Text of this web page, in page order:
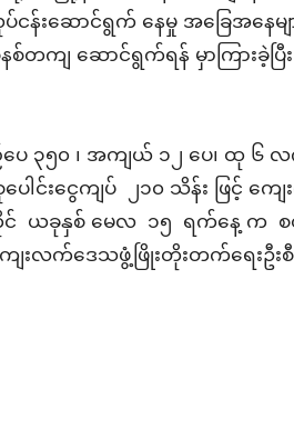
ငန်းဆောင်ရွက် နေမှု အခြေအနေမ
ျ ဆောင်ရွက်ရန် မှာကြားခဲ့ပြီ
၀ ၊ အကျယ် ၁၂ ပေ၊ ထု ၆ လက်
င်းငွေကျပ် ၂၁၀ သိန်း ဖြင့် ကျ
ယ်တိုင် ယခုနှစ် မေလ ၁၅ ရက်နေ့
ေးလက်ဒေသဖွံ့ဖြိုးတိုးတက်ရေးဦးစီး